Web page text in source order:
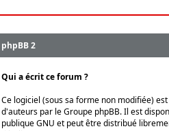
phpBB 2
Qui a écrit ce forum ?
Ce logiciel (sous sa forme non modifiée)
d'auteurs par leGroupe phpBB. Il est
publique GNU et peut être distribué